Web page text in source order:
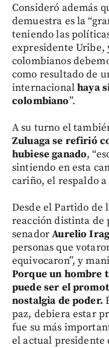
Consideró además
demuestra es la
teniendo las
expresidente Uribe,
colombianos
como resultado de
internacionalhaya
colombiano”.
A su turno el
Zuluaga se refirió
hubiese ganado,
sintiendo en esta
cariño, el respaldo a
Desde el Partido de
reacción distinta de
senadorAurelio
personas que
equivocaron”, y
Porque un hombre
puede ser el
nostalgia de poder.
paz, debiera estar
fue su más
el actual presidente